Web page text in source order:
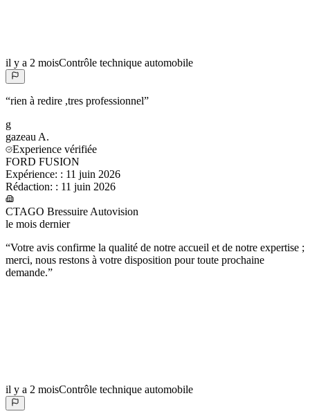
il y a 2 moisContrôle technique automobile
“rien à redire ,tres professionnel”
g
gazeauA.
Experience vérifiée
FORD FUSION
Expérience: : 11 juin 2026
Rédaction: : 11 juin 2026
CTAGO Bressuire Autovision
le mois dernier
“Votre avis confirme la qualité de notre accueil et de notre expertise ;
merci, nous restons à votre disposition pour toute prochaine
demande.”
il y a 2 moisContrôle technique automobile